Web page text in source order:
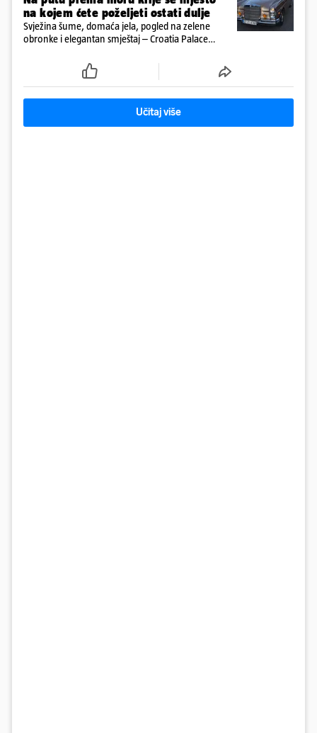
na kojem ćete poželjeti ostati dulje
Svježina šume, domaća jela, pogled na zelene
obronke i elegantan smještaj – Croatia Palace
Učitaj više